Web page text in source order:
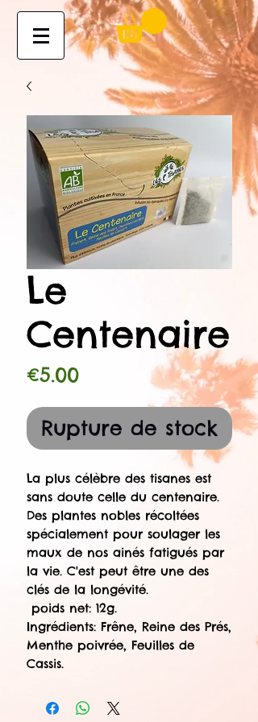
Le
Centenaire
€5.00Prix
Rupture de stock
La plus célèbre des tisanes est
sans doute celle du centenaire.
Des plantes nobles récoltées
spécialement pour soulager les
maux de nos ainés fatigués par
la vie. C'est peut être une des
clés de la longévité.
poids net: 12g.
Ingrédients: Frêne, Reine des Prés,
Menthe poivrée, Feuilles de
Cassis.